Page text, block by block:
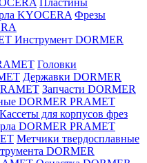
Пластины
KYOCERA Фрезы
Инструмент DORMER
Головки
Державки DORMER
Запчасти DORMER
DORMER PRAMET
Кассеты для корпусов фрез
DORMER PRAMET
Метчики твердосплавные
DORMER